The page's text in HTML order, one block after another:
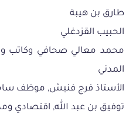
طارق بن هيبة
الحبيب القزدغلي
محمد معالي صحافي وكاتب
المدني
الأستاذ فرج فنيش, موظف
توفيق بن عبد الله, اقتصادي